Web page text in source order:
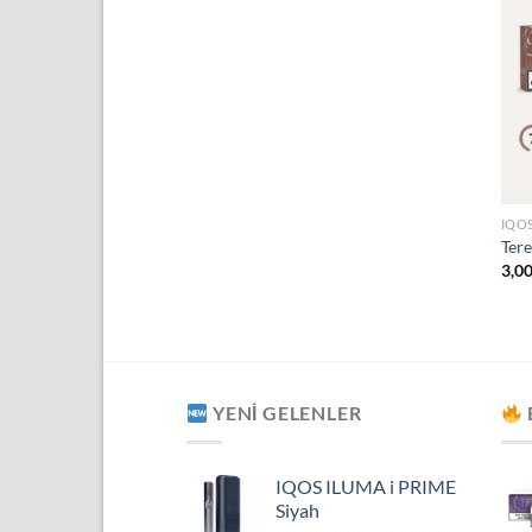
YENI GELENLER
IQOS ILUMA i PRIME
Siyah